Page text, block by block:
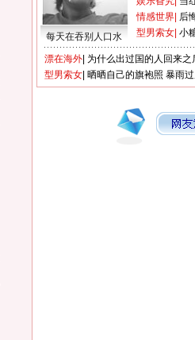
每天在吞别人口水
情感世界 后
型男索女 小
漂在海外 为什么出过国的人回来
型男索女 晒晒自己的旗袍照 暴雨